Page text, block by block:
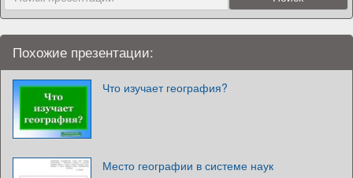
Похожие презентации:
Что изучает география?
Место географии в системе наук